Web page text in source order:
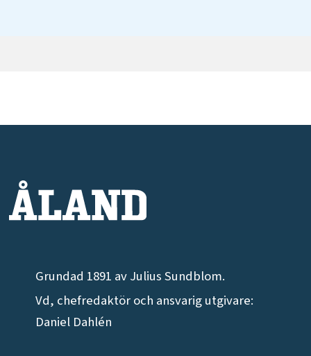
Grundad 1891 av Julius Sundblom.
Vd, chefredaktör och ansvarig utgivare:
Daniel Dahlén